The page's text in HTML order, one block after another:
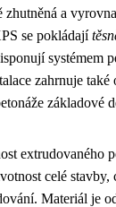
zhutněná a
se pokládají
systémem
zahrnuje
základové
extrudovaného
celé stavby,
Materiál je